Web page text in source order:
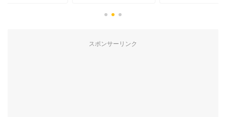
スポンサーリンク